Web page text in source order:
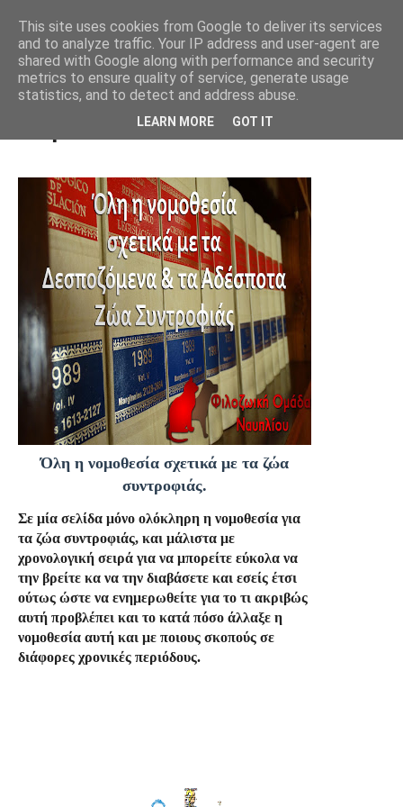
Νομοθεσία
Όλη η νομοθεσία σχετικά με τα ζώα
συντροφιάς.
Σε μία σελίδα μόνο ολόκληρη η νομοθεσία για
τα ζώα συντροφιάς, και μάλιστα με
χρονολογική σειρά για να μπορείτε εύκολα να
την βρείτε κα να την διαβάσετε και εσείς έτσι
ούτως ώστε να ενημερωθείτε για το τι ακριβώς
αυτή προβλέπει και το κατά πόσο άλλαξε η
νομοθεσία αυτή και με ποιους σκοπούς σε
διάφορες χρονικές περιόδους.
This site uses cookies from Google to deliver its services
and to analyze traffic. Your IP address and user-agent are
shared with Google along with performance and security
metrics to ensure quality of service, generate usage
statistics, and to detect and address abuse.
LEARN MORE GOT IT